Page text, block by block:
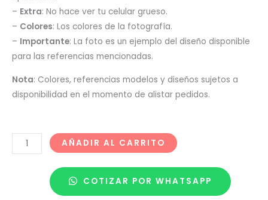
– Extra: No hace ver tu celular grueso.
– Colores: Los colores de la fotografía.
– Importante: La foto es un ejemplo del diseño disponible
para las referencias mencionadas.
Nota: Colores, referencias modelos y diseños sujetos a
disponibilidad en el momento de alistar pedidos.
AÑADIR AL CARRITO
COTIZAR POR WHATSAPP